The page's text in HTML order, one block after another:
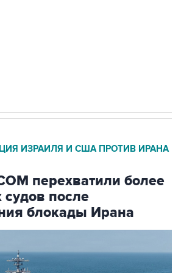
ИЗРАИЛЯ И США ПРОТИВ ИРАНА
перехватили более
судов после
блокады Ирана